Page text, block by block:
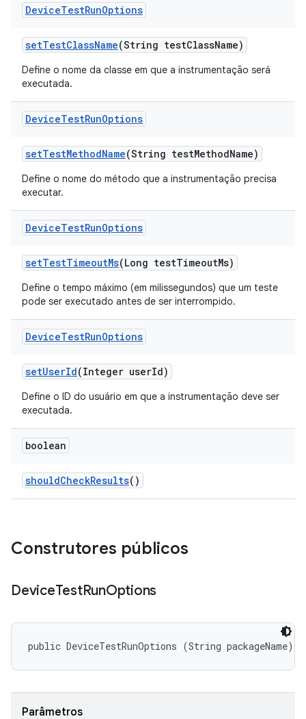
DeviceTestRunOptions
setTestClassName(String testClassName)
Define o nome da classe em que a instrumentação será
executada.
DeviceTestRunOptions
setTestMethodName(String testMethodName)
Define o nome do método que a instrumentação precisa
executar.
DeviceTestRunOptions
setTestTimeoutMs(Long testTimeoutMs)
Define o tempo máximo (em milissegundos) que um teste
pode ser executado antes de ser interrompido.
DeviceTestRunOptions
setUserId(Integer userId)
Define o ID do usuário em que a instrumentação deve ser
executada.
boolean
shouldCheckResults()
Construtores públicos
DeviceTestRunOptions
public DeviceTestRunOptions (String packageName)
Parâmetros